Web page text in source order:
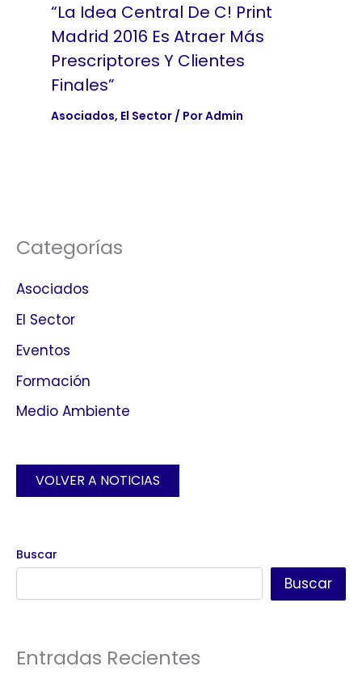
“La Idea Central De C! Print
Madrid 2016 Es Atraer Más
Prescriptores Y Clientes
Finales”
Asociados, El Sector/ PorAdmin
Categorías
Asociados
El Sector
Eventos
Formación
Medio Ambiente
VOLVER A NOTICIAS
Buscar
Buscar
Entradas Recientes